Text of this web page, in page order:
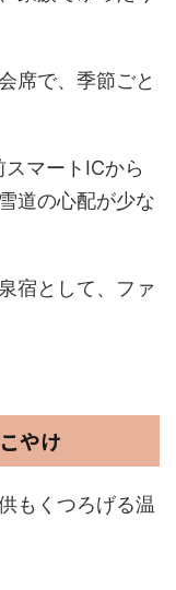
席で、季節ごと
マートICから
道の心配が少な
宿として、ファ
やけ
もくつろげる温